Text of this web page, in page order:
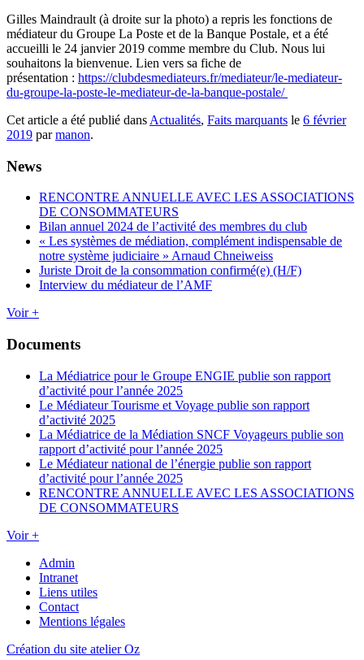
Gilles Maindrault (à droite sur la photo) a repris les fonctions de
médiateur du Groupe La Poste et de la Banque Postale, et a été
accueilli le 24 janvier 2019 comme membre du Club. Nous lui
souhaitons la bienvenue. Lien vers sa fiche de
présentation : https://clubdesmediateurs.fr/mediateur/le-mediateur-
du-groupe-la-poste-le-mediateur-de-la-banque-postale/
Cet article a été publié dans Actualités, Faits marquants le 6 février
2019 parmanon.
News
RENCONTRE ANNUELLE AVEC LES ASSOCIATIONS
DE CONSOMMATEURS
Bilan annuel 2024 de l’activité des membres du club
« Les systèmes de médiation, complément indispensable de
notre système judiciaire » Arnaud Chneiweiss
Juriste Droit de la consommation confirmé(e) (H/F)
Interview du médiateur de l’AMF
Voir +
Documents
La Médiatrice pour le Groupe ENGIE publie son rapport
d’activité pour l’année 2025
Le Médiateur Tourisme et Voyage publie son rapport
d’activité 2025
La Médiatrice de la Médiation SNCF Voyageurs publie son
rapport d’activité pour l’année 2025
Le Médiateur national de l’énergie publie son rapport
d’activité pour l’année 2025
RENCONTRE ANNUELLE AVEC LES ASSOCIATIONS
DE CONSOMMATEURS
Voir +
Admin
Intranet
Liens utiles
Contact
Mentions légales
Création du site atelier Oz